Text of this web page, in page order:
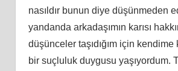
nasıldır bunun diye düşünmeden
yandanda arkadaşımın karısı
düşünceler taşıdığım için kendime
bir suçluluk duygusu yaşıyordum.